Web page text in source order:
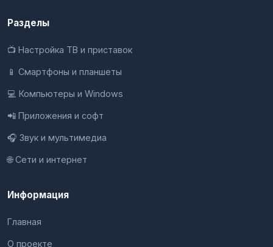
Разделы
📺 Настройка ТВ и приставок
📱 Смартфоны и планшеты
💻 Компьютеры и Windows
📲 Приложения и софт
🎧 Звук и мультимедиа
🌐 Сети и интернет
Информация
Главная
О проекте